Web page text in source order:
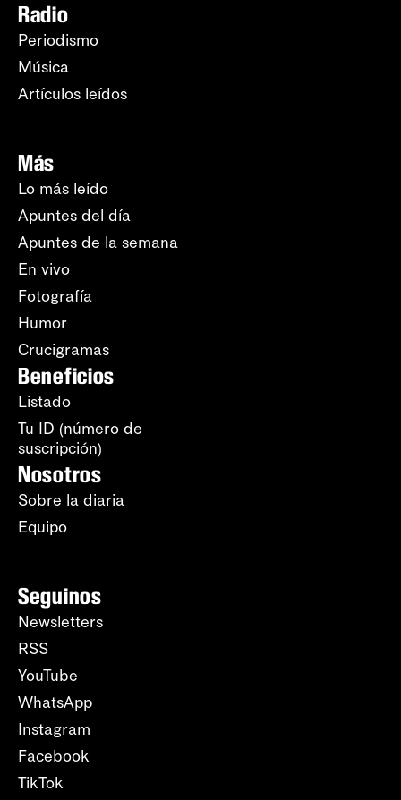
Radio
Periodismo
Música
Artículos leídos
Más
Lo más leído
Apuntes del día
Apuntes de la semana
En vivo
Fotografía
Humor
Crucigramas
Beneficios
Listado
Tu ID (número de
suscripción)
Nosotros
Sobre la diaria
Equipo
Seguinos
Newsletters
RSS
YouTube
WhatsApp
Instagram
Facebook
TikTok